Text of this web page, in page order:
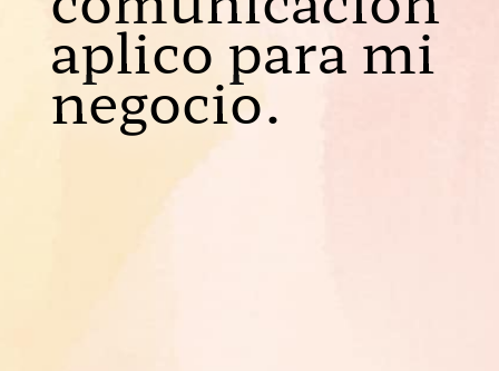
aplico para mi
negocio.